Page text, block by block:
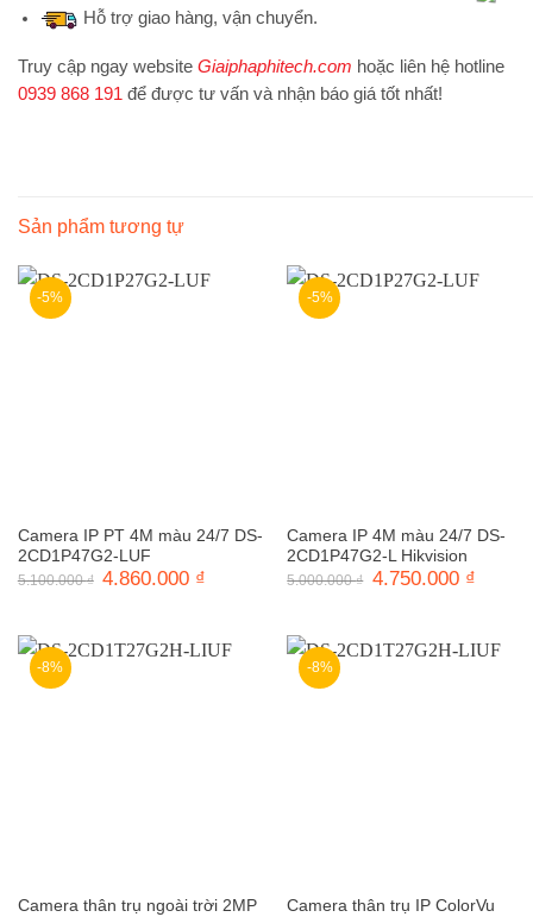
Hỗ trợgiao hàng, vận chuyển.
Truy cập ngay website Giaiphaphitech.com hoặc liên hệ hotline
0939 868 191 để được tư vấn và nhận báo giá tốt nhất!
Sản phẩm tương tự
-5%
Camera IP PT 4M màu 24/7 DS-
2CD1P47G2-LUF
5.100.000₫ Giá
4.860.000 ₫
4.860.000 ₫.
-5%
Camera IP 4M màu 24/7 DS-
2CD1P47G2-L Hikvision
5.000.000₫ Giá
4.750.000 ₫
-8%
Camera thân trụ ngoài trời 2MP
-8%
Camera thân trụ IP ColorVu